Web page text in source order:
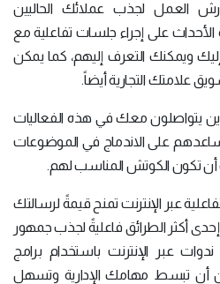
العمل لجذب عملائك الحاليين
على إجراء جلسات تفاعلية مع
ويمكنك التعرف إليهم، كما يمكن
علامتك التجارية أيضاً.
يتواصلون معك في هذه الفعاليات
على الاندماج في الموضوعات
تكون الكوتش المناسب لهم.
عبر الإنترنت تمنح قيمةً لرسالتك
أكثر الطرائق فاعليةً لجذب جمهور
عبر الإنترنت باستخدام برامج
أن تبسط مهامك الإدارية وتسهل